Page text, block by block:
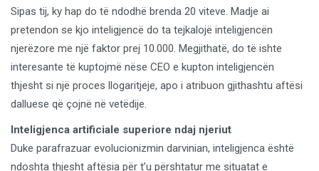
Sipas tij, ky hap do të ndodhë brenda 20 viteve. Madje ai
pretendon se kjo inteligjencë do ta tejkalojë inteligjencën
njerëzore me një faktor prej 10.000. Megjithatë, do të ishte
interesante të kuptojmë nëse CEO e kupton inteligjencën
thjesht si një proces llogaritjeje, apo i atribuon gjithashtu aftësi
dalluese që çojnë në vetëdije.
Inteligjenca artificiale superiore ndaj njeriut
Duke parafrazuar evolucionizmin darvinian, inteligjenca është
ndoshta thjesht aftësia për t’u përshtatur me situatat e